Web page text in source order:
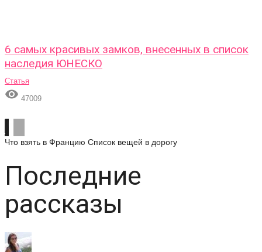
6 самых красивых замков, внесенных в список
наследия ЮНЕСКО
Статья
 47009
Что взять в Францию Список вещей в дорогу
Последние
рассказы